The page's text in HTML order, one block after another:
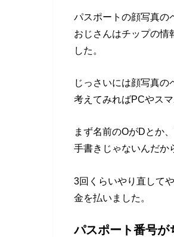
パスポートの顔写真の
おじさんはチップの
した。
じっさいには顔写真の
考えてみればPCやス
まず名前のOがDとか
手書きじゃないんだか
3回くらいやり直して
金を払いました。
パスポート番号が